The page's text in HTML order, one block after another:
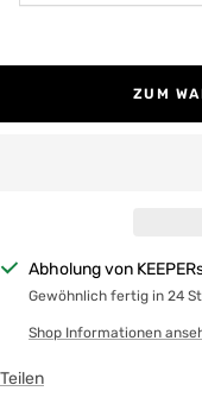
ZUM
Abholung von
Gewöhnlich fertig in 24
Shop Informationen
Teilen